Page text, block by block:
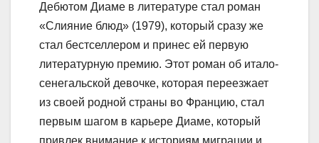
Дебютом Диаме в литературе стал роман
«Слияние блюд» (1979), который сразу же
стал бестселлером и принес ей первую
литературную премию. Этот роман об итало-
сенегальской девочке, которая переезжает
из своей родной страны во Францию, стал
первым шагом в карьере Диаме, который